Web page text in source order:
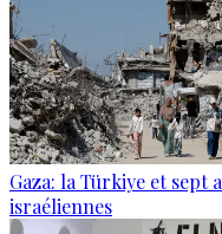
Gaza: la Türkiye et sept
israéliennes